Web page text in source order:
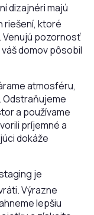
dizajnéri majú
riešení, ktoré
Venujú pozornosť
domov pôsobil
atmosféru,
Odstraňujeme
a používame
príjemné a
dokáže
je
Výrazne
lepšiu